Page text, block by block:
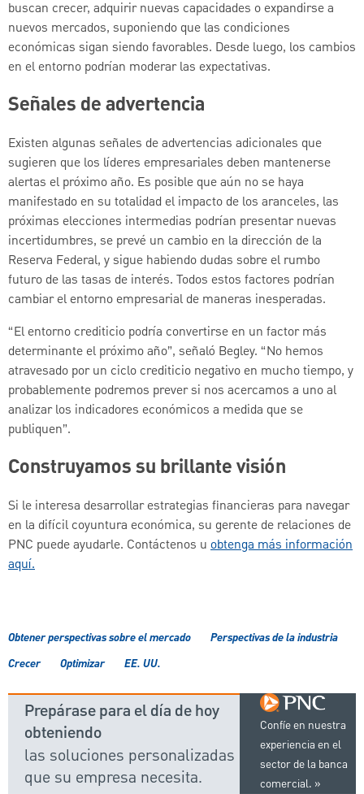
buscan crecer, adquirir nuevas capacidades o expandirse a
nuevos mercados, suponiendo que las condiciones
económicas sigan siendo favorables. Desde luego, los cambios
en el entorno podrían moderar las expectativas.
Señales de advertencia
Existen algunas señales de advertencias adicionales que
sugieren que los líderes empresariales deben mantenerse
alertas el próximo año. Es posible que aún no se haya
manifestado en su totalidad el impacto de los aranceles, las
próximas elecciones intermedias podrían presentar nuevas
incertidumbres, se prevé un cambio en la dirección de la
Reserva Federal, y sigue habiendo dudas sobre el rumbo
futuro de las tasas de interés. Todos estos factores podrían
cambiar el entorno empresarial de maneras inesperadas.
“El entorno crediticio podría convertirse en un factor más
determinante el próximo año”, señaló Begley. “No hemos
atravesado por un ciclo crediticio negativo en mucho tiempo, y
probablemente podremos prever si nos acercamos a uno al
analizar los indicadores económicos a medida que se
publiquen”.
Construyamos su brillante visión
Si le interesa desarrollar estrategias financieras para navegar
en la difícil coyuntura económica, su gerente de relaciones de
PNC puede ayudarle. Contáctenos u obtenga más información
aquí.
Obtener perspectivas sobre el mercado
Perspectivas de la industria
Crecer
Optimizar EE. UU.
Confíe en nuestra
experiencia en el
sector de la banca
comercial.
Prepárase para el día de hoy
obteniendo
las soluciones personalizadas
que su empresa necesita.